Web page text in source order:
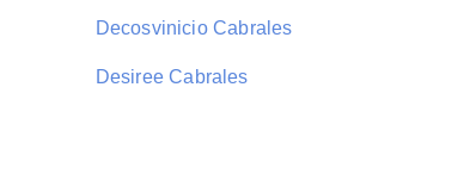
Decosvinicio Cabrales
Desiree Cabrales